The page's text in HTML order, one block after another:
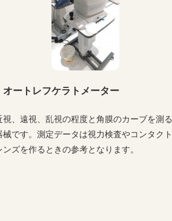
オートレフケラトメーター
視、遠視、乱視の程度と角膜のカーブを測る
械です。測定データは視力検査やコンタクト
ンズを作るときの参考となります。